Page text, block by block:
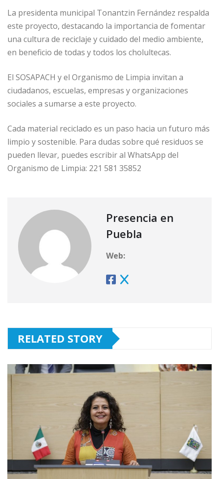
La presidenta municipal Tonantzin Fernández respalda
este proyecto, destacando la importancia de fomentar
una cultura de reciclaje y cuidado del medio ambiente,
en beneficio de todas y todos los cholultecas.
El SOSAPACH y el Organismo de Limpia invitan a
ciudadanos, escuelas, empresas y organizaciones
sociales a sumarse a este proyecto.
Cada material reciclado es un paso hacia un futuro más
limpio y sostenible. Para dudas sobre qué residuos se
pueden llevar, puedes escribir al WhatsApp del
Organismo de Limpia: 221 581 35852
Presencia en
Puebla
Web:
RELATED STORY